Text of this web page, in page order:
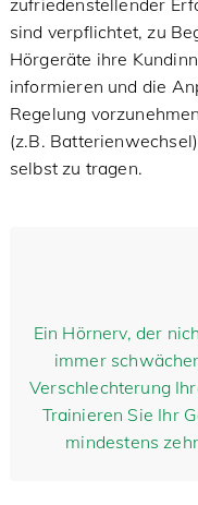
zufriedenstellender
sind verpflichtet, zu
Hörgeräte ihre
informieren und die
Regelung
(z.B.
selbst zu tragen.
Ein Hörnerv, der
immer
Verschlechterung
Trainieren Sie Ihr
mindestens